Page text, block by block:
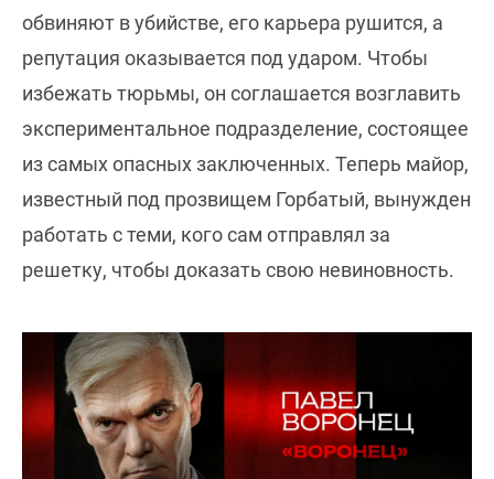
обвиняют в убийстве, его карьера рушится, а
репутация оказывается под ударом. Чтобы
избежать тюрьмы, он соглашается возглавить
экспериментальное подразделение, состоящее
из самых опасных заключенных. Теперь майор,
известный под прозвищем Горбатый, вынужден
работать с теми, кого сам отправлял за
решетку, чтобы доказать свою невиновность.